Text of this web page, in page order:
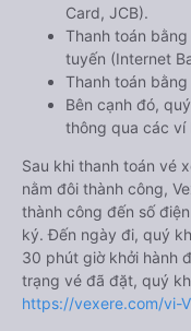
Card, JCB).
Thanh toán
tuyến (Internet
Thanh toán
Bên cạnh đó,
thông qua các ví
Sau khi thanh toán vé
nằm đôi thành công,
thành công đến số
ký. Đến ngày đi, quý
30 phút giờ khởi hành
trạng vé đã đặt, quý
https://vexere.com/vi-